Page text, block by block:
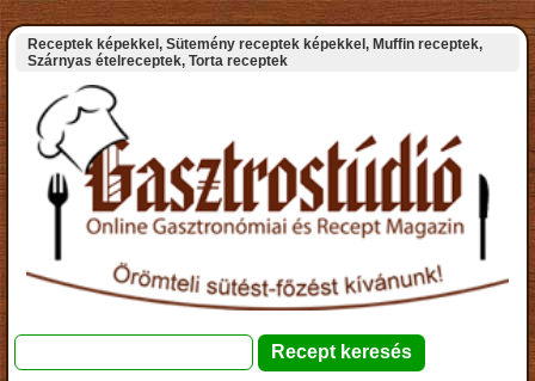
Receptek képekkel, Sütemény receptek képekkel, Muffin receptek,
Szárnyas ételreceptek, Torta receptek